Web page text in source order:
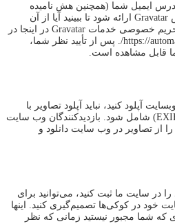
ایمیل شما (همچنین هش نامیده
می‌شود) ممکن است به سرویس Gravatar ارائه شود تا ببینید آیا از آن
استفاده می‌کنید. سیاست حفظ حریم خصوصی خدمات Gravatar در اینجا در
دسترس است: https://automattic.com/privacy/. پس از تأیید نظر شما،
قابل مشاهده است.
آپلود کنید، نباید آپلود تصاویر با
داده‌های مکان جغرافیایی (EXIF GPS) شامل شود. بازدیدکنندگان وب سایت
از تصاویر در وب سایت دانلود و
در سایت ما ثبت کنید، می‌توانید برای
خود در کوکی‌ها تصمیم‌گیری کنید. اینها
که شما مجبور نیستید زمانی که نظر